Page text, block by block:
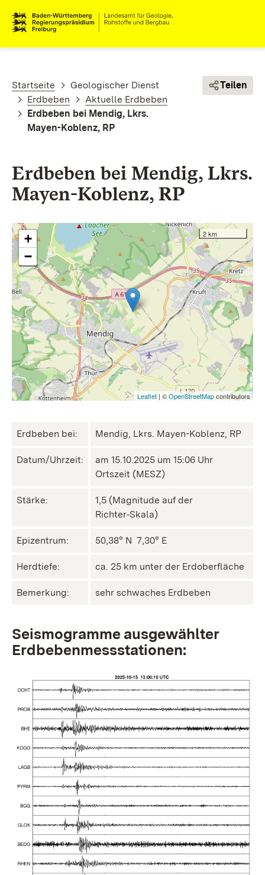
Pfadnavigation
Startseite
Geologischer Dienst
Erdbeben
Aktuelle Erdbeben
Erdbeben bei Mendig, Lkrs.
Mayen-Koblenz, RP
Teilen
Erdbeben bei Mendig, Lkrs.
Mayen-Koblenz, RP
+
−
2 km
Leaflet | ©OpenStreetMapcontributors
Erdbeben bei: Mendig, Lkrs. Mayen-Koblenz, RP
Datum/Uhrzeit:
am 15.10.2025 um 15:06 Uhr
Ortszeit (MESZ)
Stärke:
1,5 (Magnitude auf der
Richter‑Skala)
Epizentrum: 50,38° N ㅤ 7,30° E
Herdtiefe: ca. 25 km unter der Erdoberfläche
Bemerkung: sehr schwaches Erdbeben
Seismogramme ausgewählter
Erdbebenmessstationen: